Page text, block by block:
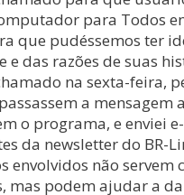
para Todos
que pudéssemos ter
das razões de suas
na sexta-feira,
a mensagem
o programa, e enviei
da newsletter do BR-
envolvidos não servem
mas podem ajudar a